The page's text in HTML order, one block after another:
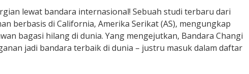
lewat bandara internasional! Sebuah studi terbaru dari
berbasis di California, Amerika Serikat (AS), mengungkap
bagasi hilang di dunia. Yang mengejutkan, Bandara Changi
jadi bandara terbaik di dunia – justru masuk dalam daftar